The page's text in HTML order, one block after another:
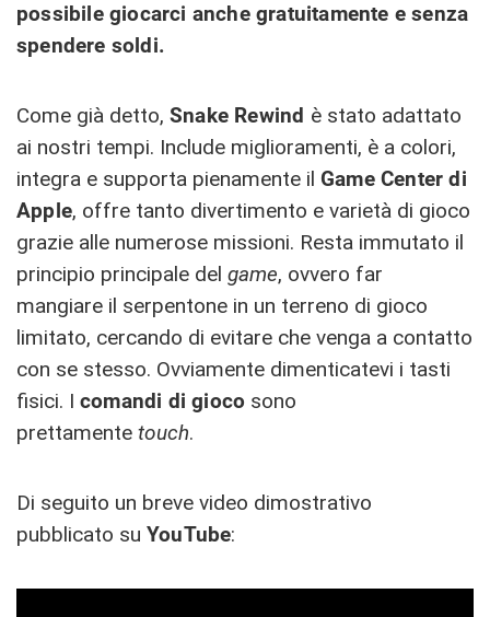
possibile giocarci anche gratuitamente e senza
spendere soldi.
Come già detto, Snake Rewind è stato adattato
ai nostri tempi. Include miglioramenti, è a colori,
integra e supporta pienamente il Game Center di
Apple, offre tanto divertimento e varietà di gioco
grazie alle numerose missioni. Resta immutato il
principio principale del game, ovvero far
mangiare il serpentone in un terreno di gioco
limitato, cercando di evitare che venga a contatto
con se stesso. Ovviamente dimenticatevi i tasti
fisici. I comandi di gioco sono
prettamente touch.
Di seguito un breve video dimostrativo
pubblicato su YouTube: